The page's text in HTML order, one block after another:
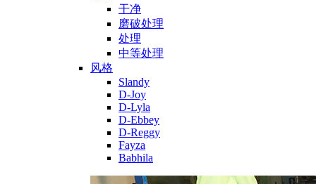
干净
磨破处理
处理
中等处理
风格
Slandy
D-Joy
D-Lyla
D-Ebbey
D-Reggy
Fayza
Babhila